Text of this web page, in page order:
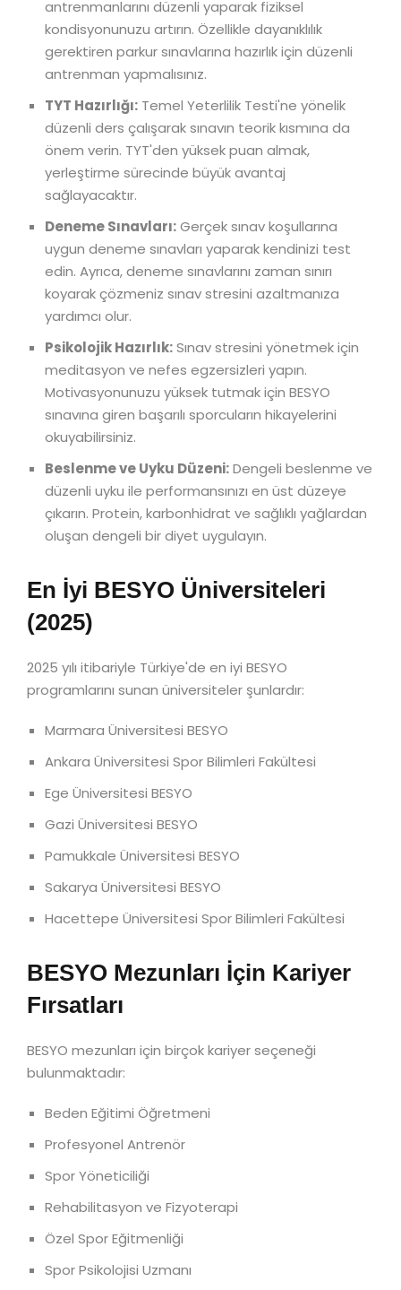
antrenmanlarını düzenli yaparak fiziksel
kondisyonunuzu artırın. Özellikle dayanıklılık
gerektiren parkur sınavlarına hazırlık için düzenli
antrenman yapmalısınız.
TYT Hazırlığı: Temel Yeterlilik Testi'ne yönelik
düzenli ders çalışarak sınavın teorik kısmına da
önem verin. TYT'den yüksek puan almak,
yerleştirme sürecinde büyük avantaj
sağlayacaktır.
Deneme Sınavları:Gerçek sınav koşullarına
uygun deneme sınavları yaparak kendinizi test
edin. Ayrıca, deneme sınavlarını zaman sınırı
koyarak çözmeniz sınav stresini azaltmanıza
yardımcı olur.
Psikolojik Hazırlık:Sınav stresini yönetmek için
meditasyon ve nefes egzersizleri yapın.
Motivasyonunuzu yüksek tutmak için BESYO
sınavına giren başarılı sporcuların hikayelerini
okuyabilirsiniz.
Beslenme ve Uyku Düzeni:Dengeli beslenme ve
düzenli uyku ile performansınızı en üst düzeye
çıkarın. Protein, karbonhidrat ve sağlıklı yağlardan
oluşan dengeli bir diyet uygulayın.
En İyi BESYO Üniversiteleri
(2025)
2025 yılı itibariyle Türkiye'de en iyi BESYO
programlarını sunan üniversiteler şunlardır:
Marmara Üniversitesi BESYO
Ankara Üniversitesi Spor Bilimleri Fakültesi
Ege Üniversitesi BESYO
Gazi Üniversitesi BESYO
Pamukkale Üniversitesi BESYO
Sakarya Üniversitesi BESYO
Hacettepe Üniversitesi Spor Bilimleri Fakültesi
BESYO Mezunları İçin Kariyer
Fırsatları
BESYO mezunları için birçok kariyer seçeneği
bulunmaktadır:
Beden Eğitimi Öğretmeni
Profesyonel Antrenör
Spor Yöneticiliği
Rehabilitasyon ve Fizyoterapi
Özel Spor Eğitmenliği
Spor Psikolojisi Uzmanı